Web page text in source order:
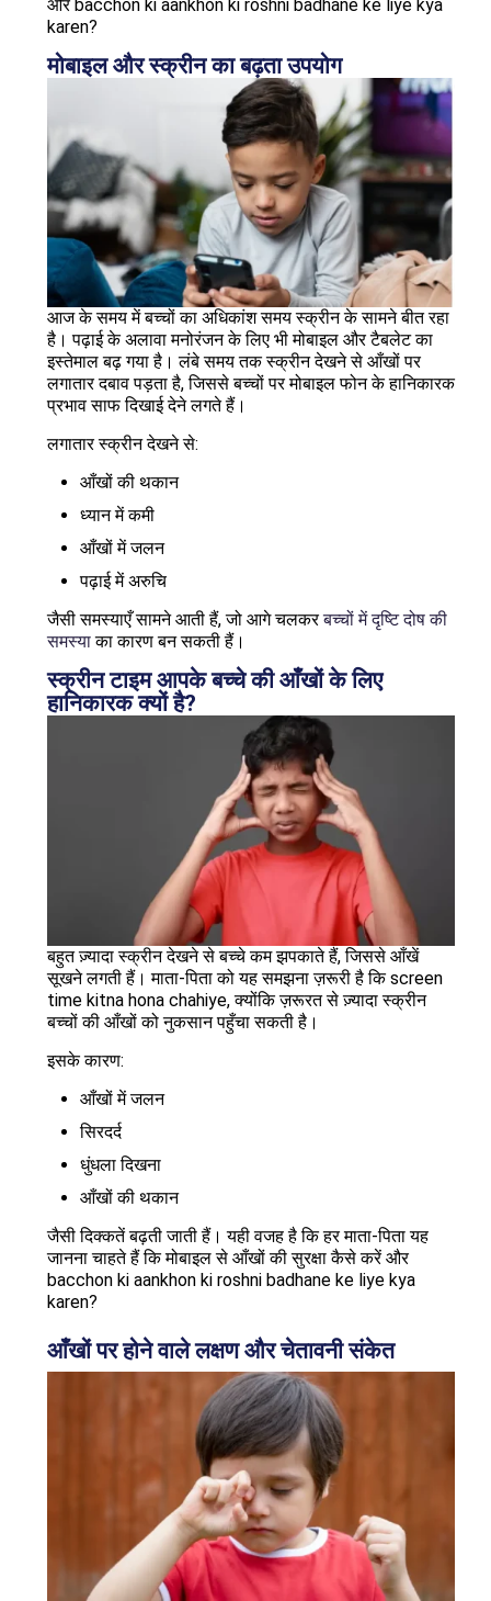
और bacchon ki aankhon ki roshni badhane ke liye kya
karen?
मोबाइल और स्क्रीन का बढ़ता उपयोग
आज के समय में बच्चों का अधिकांश समय स्क्रीन के सामने बीत रहा
है। पढ़ाई के अलावा मनोरंजन के लिए भी मोबाइल और टैबलेट का
इस्तेमाल बढ़ गया है। लंबे समय तक स्क्रीन देखने से आँखों पर
लगातार दबाव पड़ता है, जिससे बच्चों पर मोबाइल फोन के हानिकारक
प्रभाव साफ दिखाई देने लगते हैं।
लगातार स्क्रीन देखने से:
आँखों की थकान
ध्यान में कमी
आँखों में जलन
पढ़ाई में अरुचि
जैसी समस्याएँ सामने आती हैं, जो आगे चलकरबच्चों में दृष्टि दोष की
समस्याका कारण बन सकती हैं।
स्क्रीन टाइम आपके बच्चे की आँखों के लिए
हानिकारक क्यों है?
बहुत ज़्यादा स्क्रीन देखने से बच्चे कम झपकाते हैं, जिससे आँखें
सूखने लगती हैं। माता-पिता को यह समझना ज़रूरी है कि screen
time kitna hona chahiye, क्योंकि ज़रूरत से ज़्यादा स्क्रीन
बच्चों की आँखों को नुकसान पहुँचा सकती है।
इसके कारण:
आँखों में जलन
सिरदर्द
धुंधला दिखना
आँखों की थकान
जैसी दिक्कतें बढ़ती जाती हैं। यही वजह है कि हर माता-पिता यह
जानना चाहते हैं कि मोबाइल से आँखों की सुरक्षा कैसे करें और
bacchon ki aankhon ki roshni badhane ke liye kya
karen?
आँखों पर होने वाले लक्षण और चेतावनी संकेत